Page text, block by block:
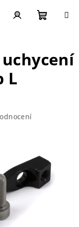
košík
uchycení
L